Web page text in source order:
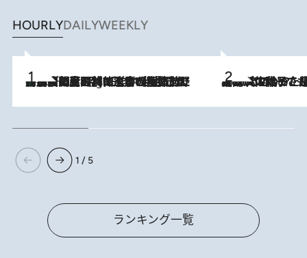
HOURLYDAILYWEEKLY
10 Hours Ago
「最後に見られてよかった」上野動物園の東園パンダ舎が解体前に特別公開。8月16日まで延長されたパネル展と共に辿る“半世紀”のパンダ飼育《解体工事の図面あり》 2026.8.5
【阿川佐和子さんの年とる力】なぜ70代で始めた趣味は“こんなに楽しい”のか？ ピアノ、俳句…スランプに陥っても続けられる“ある秘訣”とは
1 / 5
ランキング一覧